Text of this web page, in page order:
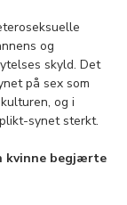
og
skyld. Det
på sex som
og i
synet sterkt.
kvinne begjærte